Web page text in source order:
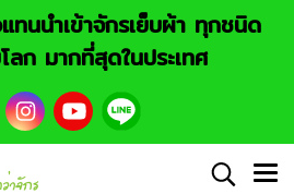
นนำเข้าจักรเย็บผ้า ทุกชนิด
ลก มากที่สุดในประเทศ